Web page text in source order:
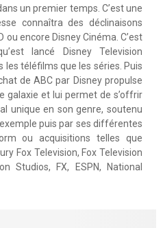
un premier temps. C’est une
connaîtra des déclinaisons
ou encore Disney Cinéma. C’est
lancé Disney Television
téléfilms que les séries. Puis
de ABC par Disney propulse
galaxie et lui permet de s’offrir
unique en son genre, soutenu
puis par ses différentes
ou acquisitions telles que
Fox Television, Fox Television
Studios, FX, ESPN, National